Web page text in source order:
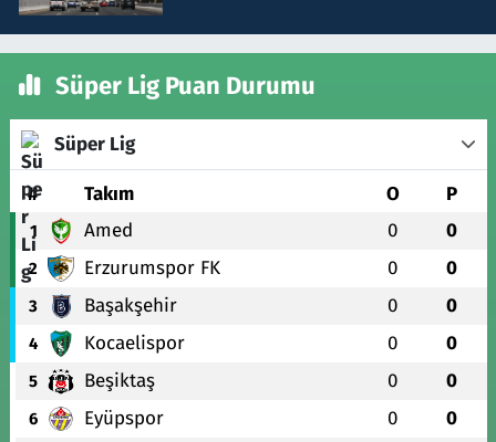
Süper Lig Puan Durumu
Süper Lig
# Takım O P
1 Amed 0 0
2 Erzurumspor FK 0 0
3 Başakşehir 0 0
4 Kocaelispor 0 0
5 Beşiktaş 0 0
6 Eyüpspor 0 0